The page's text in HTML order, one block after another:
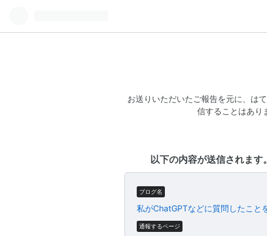
お送りいただいたご報告を元に、は
信することはあり
以下の内容が送信されます
ブログ名
私がChatGPTなどに質問したこと
通報するページ